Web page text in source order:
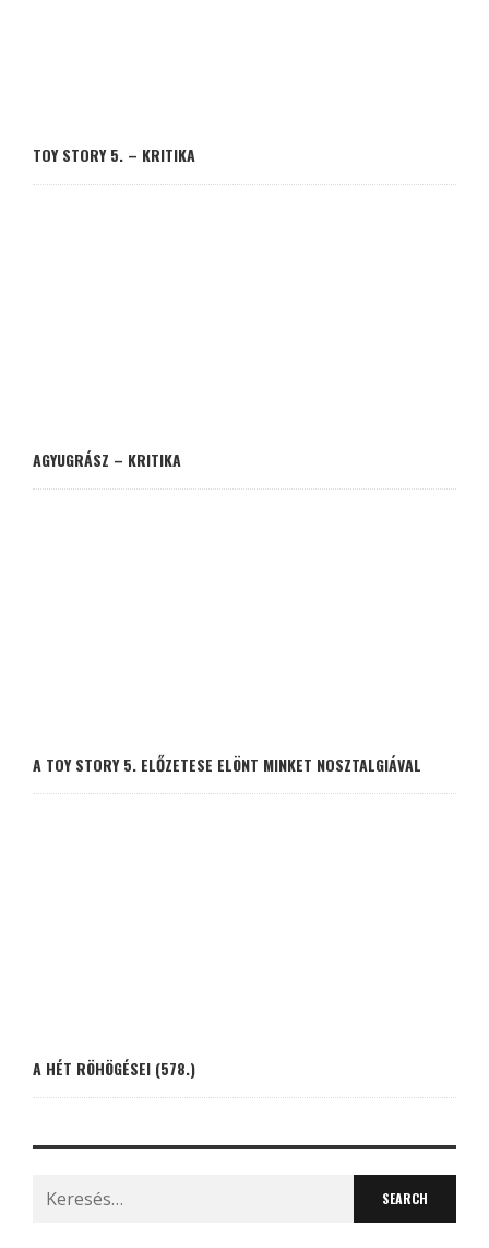
TOY STORY 5. – KRITIKA
AGYUGRÁSZ – KRITIKA
A TOY STORY 5. ELŐZETESE ELÖNT MINKET NOSZTALGIÁVAL
A HÉT RÖHÖGÉSEI (578.)
Search
for: